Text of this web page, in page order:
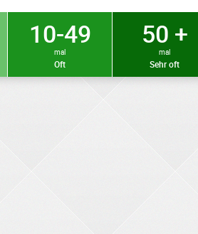
10-49
mal
Oft
50 +
mal
Sehr oft